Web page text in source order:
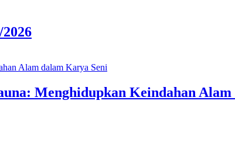
Menghidupkan Keindahan